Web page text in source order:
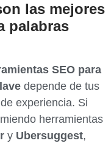
las mejores
palabras
SEO para
depende de tus
experiencia. Si
herramientas
y Ubersuggest,